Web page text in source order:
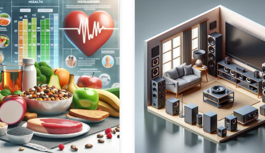
postihuje především
může se rozšířit...
odkud by mohlo dojít k pádu
volného prostoru o hloubce